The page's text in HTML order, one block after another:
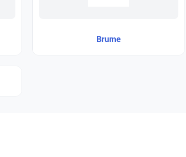
Brume